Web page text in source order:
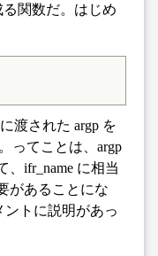
関数だ。はじめ
渡された argp を
ってことは、argp
ifr_name に相当
があることにな
ントに説明があっ